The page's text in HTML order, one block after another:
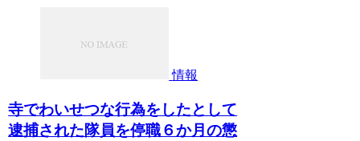
情報
寺でわいせつな行為をしたとして
逮捕された隊員を停職６か月の懲